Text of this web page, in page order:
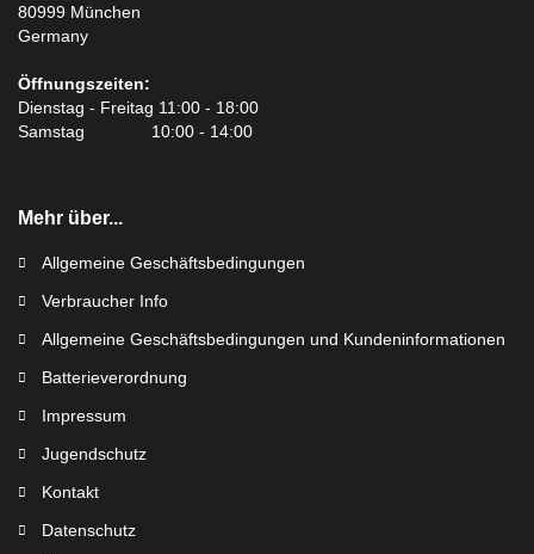
80999 München
Germany
Öffnungszeiten:
Dienstag - Freitag 11:00 - 18:00
Samstag 10:00 - 14:00
Mehr über...
Allgemeine Geschäftsbedingungen
Verbraucher Info
Allgemeine Geschäftsbedingungen und Kundeninformationen
Batterieverordnung
Impressum
Jugendschutz
Kontakt
Datenschutz